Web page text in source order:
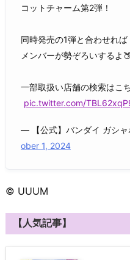
コットチャーム第2弾！
同時発売の1弾と合わせれば
メンバーが勢ぞろいするよ
一部取扱い店舗の検索はこ
pic.twitter.com/
— 【公式】バンダイ ガシ
ober 1, 2024
© UUUM
【人気記事】